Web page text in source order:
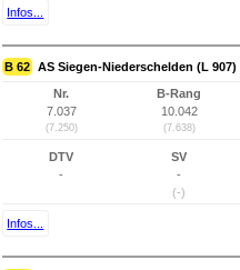
Infos...
B 62 AS Siegen-Niederschelden (L
Nr.
7.037
(7.250)
B-Rang
10.042
(7.638)
DTV
-
SV
-
(-)
Infos...